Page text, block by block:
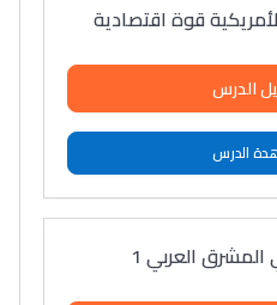
قوة اقتصادية
الدرس
الدرس
اليقظة الفكرية في المشرق العربي 1